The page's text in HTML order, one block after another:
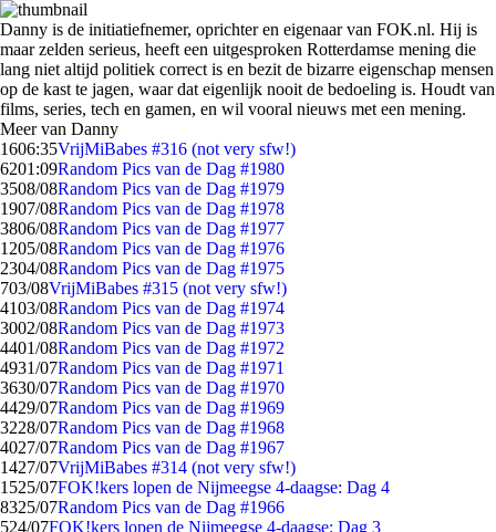
Danny is de initiatiefnemer, oprichter en eigenaar van FOK.nl. Hij is
maar zelden serieus, heeft een uitgesproken Rotterdamse mening die
lang niet altijd politiek correct is en bezit de bizarre eigenschap mensen
op de kast te jagen, waar dat eigenlijk nooit de bedoeling is. Houdt van
films, series, tech en gamen, en wil vooral nieuws met een mening.
Meer van Danny
1606:35VrijMiBabes #316 (not very sfw!)
6201:09Random Pics van de Dag #1980
3508/08Random Pics van de Dag #1979
1907/08Random Pics van de Dag #1978
3806/08Random Pics van de Dag #1977
1205/08Random Pics van de Dag #1976
2304/08Random Pics van de Dag #1975
703/08VrijMiBabes #315 (not very sfw!)
4103/08Random Pics van de Dag #1974
3002/08Random Pics van de Dag #1973
4401/08Random Pics van de Dag #1972
4931/07Random Pics van de Dag #1971
3630/07Random Pics van de Dag #1970
4429/07Random Pics van de Dag #1969
3228/07Random Pics van de Dag #1968
4027/07Random Pics van de Dag #1967
1427/07VrijMiBabes #314 (not very sfw!)
1525/07FOK!kers lopen de Nijmeegse 4-daagse: Dag 4
8325/07Random Pics van de Dag #1966
524/07FOK!kers lopen de Nijmeegse 4-daagse: Dag 3